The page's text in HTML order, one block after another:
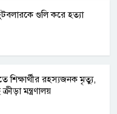
গুলি করে হত্যা
শিক্ষার্থীর রহস্যজনক মৃত্যু,
মন্ত্রণালয়